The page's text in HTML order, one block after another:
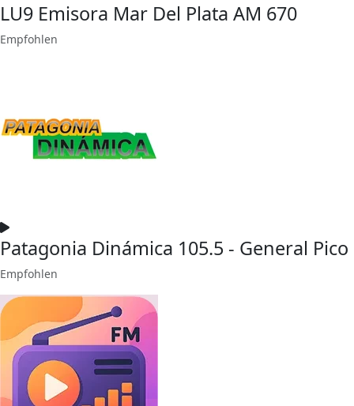
LU9 Emisora Mar Del Plata AM 670
Empfohlen
Patagonia Dinámica 105.5 - General Pico
Empfohlen